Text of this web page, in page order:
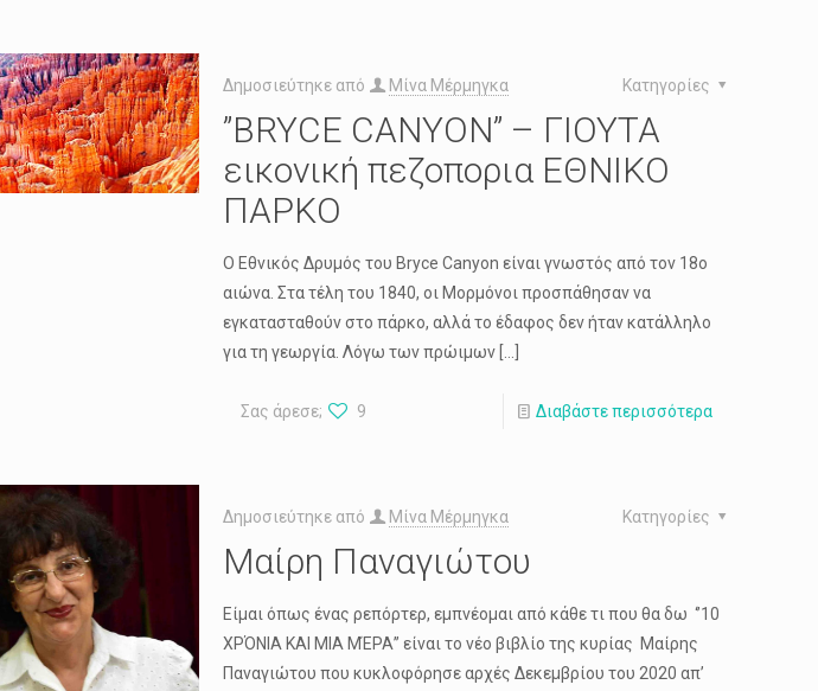
Δημοσιεύτηκε από Μίνα Μέρμηγκα Κατηγορίες
”BRYCE CANYON” – ΓΙΟΥΤΑ
εικονική πεζοπορια ΕΘΝΙΚΟ
ΠΑΡΚΟ
Ο Εθνικός Δρυμός του Bryce Canyon είναι γνωστός από τον 18ο
αιώνα. Στα τέλη του 1840, οι Μορμόνοι προσπάθησαν να
εγκατασταθούν στο πάρκο, αλλά το έδαφος δεν ήταν κατάλληλο
για τη γεωργία. Λόγω των πρώιμων […]
Σας άρεσε; 9 Διαβάστε περισσότερα
Δημοσιεύτηκε από Μίνα Μέρμηγκα Κατηγορίες
Μαίρη Παναγιώτου
Είμαι όπως ένας ρεπόρτερ, εμπνέομαι από κάθε τι που θα δω ‘’10
ΧΡΌΝΙΑ ΚΑΙ ΜΙΑ ΜΈΡΑ’’ είναι το νέο βιβλίο της κυρίας Μαίρης
Παναγιώτου που κυκλοφόρησε αρχές Δεκεμβρίου του 2020 απ’